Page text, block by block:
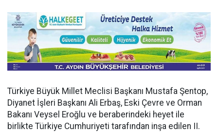
Türkiye Büyük Millet Meclisi Başkanı Mustafa Şentop,
Diyanet İşleri Başkanı Ali Erbaş, Eski Çevre ve Orman
Bakanı Veysel Eroğlu ve beraberindeki heyet ile
birlikte Türkiye Cumhuriyeti tarafından inşa edilen II.